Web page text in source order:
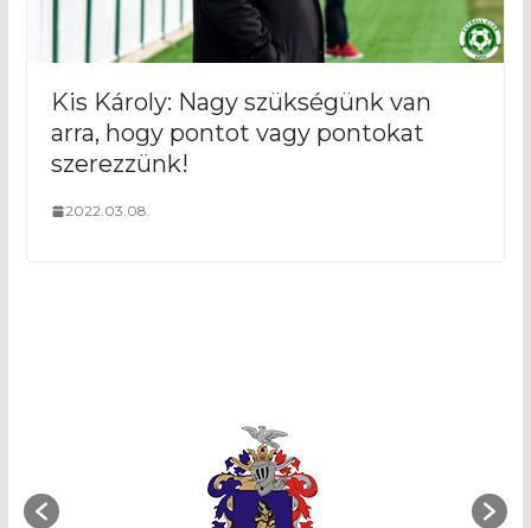
Kis Károly: Nagy szükségünk van
arra, hogy pontot vagy pontokat
szerezzünk!
2022.03.08.